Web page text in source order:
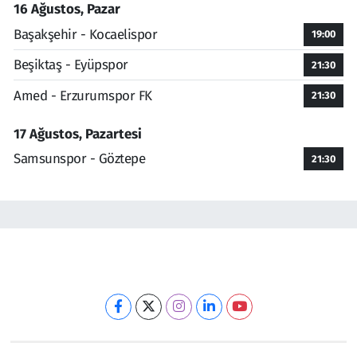
16 Ağustos, Pazar
Başakşehir - Kocaelispor
19:00
Beşiktaş - Eyüpspor 21:30
Amed - Erzurumspor FK 21:30
17 Ağustos, Pazartesi
Samsunspor - Göztepe
21:30